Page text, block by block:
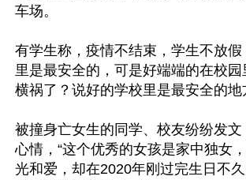
车场。
有学生称，疫情不结束，学生不放假
里是最安全的，可是好端端的在校
横祸了？说好的学校里是最安全的地
被撞身亡女生的同学、校友纷纷发文
心情，“这个优秀的女孩是家中独女
光和爱，却在2020年刚过完生日不